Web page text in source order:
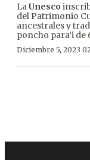
LaUnesco
del Patrimonio
ancestrales y
poncho para’i de
Diciembre 5, 2023